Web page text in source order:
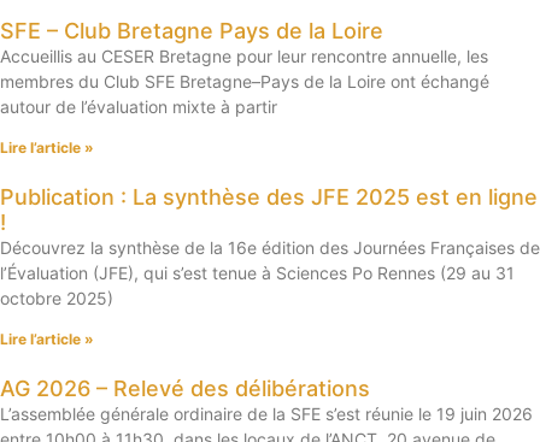
SFE – Club Bretagne Pays de la Loire
Accueillis au CESER Bretagne pour leur rencontre annuelle, les
membres du Club SFE Bretagne–Pays de la Loire ont échangé
autour de l’évaluation mixte à partir
Lire l’article »
Publication : La synthèse des JFE 2025 est en ligne
!
Découvrez la synthèse de la 16e édition des Journées Françaises de
l’Évaluation (JFE), qui s’est tenue à Sciences Po Rennes (29 au 31
octobre 2025)
Lire l’article »
AG 2026 – Relevé des délibérations
L’assemblée générale ordinaire de la SFE s’est réunie le 19 juin 2026